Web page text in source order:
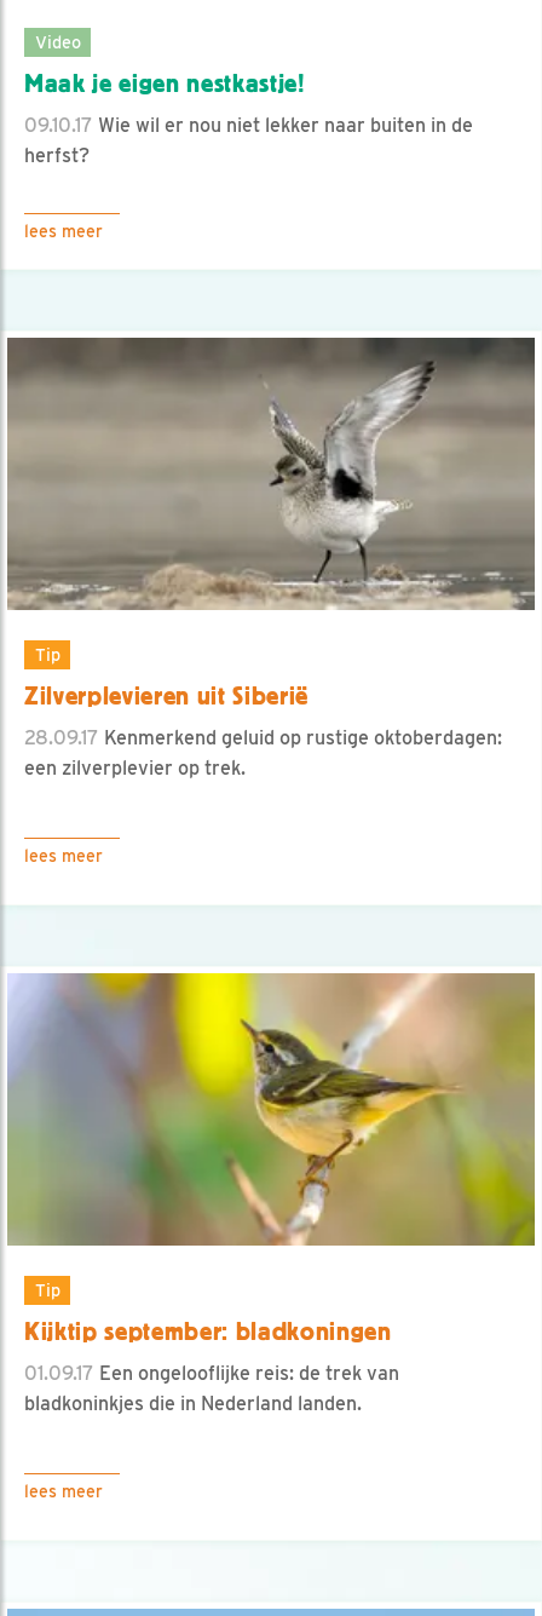
Video
Maak je eigen nestkastje!
09.10.17 Wie wil er nou niet lekker naar buiten in de
herfst?
lees meer
Tip
Zilverplevieren uit Siberië
28.09.17 Kenmerkend geluid op rustige oktoberdagen:
een zilverplevier op trek.
lees meer
Tip
Kijktip september: bladkoningen
01.09.17 Een ongelooflijke reis: de trek van
bladkoninkjes die in Nederland landen.
lees meer